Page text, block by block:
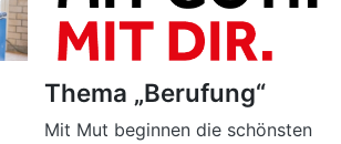
Thema „Berufung“
Mit Mut beginnen die schönsten